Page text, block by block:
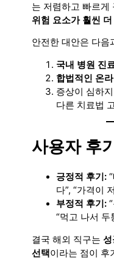
는 저렴하고 빠르게
위험 요소가 훨씬
안전한 대안은 다음
국내 병원 진
합법적인 온
증상이 심하
다른 치료법
사용자 후
긍정적 후기:
다”, “가격이
부정적 후기:
“먹고 나서 두
결국 해외 직구는 성
선택이라는 점이 후